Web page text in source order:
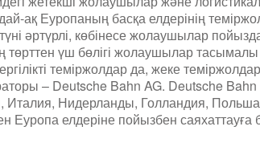
ақ Еуропаның басқа елдерінің
әртүрлі, көбінесе жолаушылар
үш бөлігі жолаушылар
теміржолдар да, жеке
– Deutsche Bahn AG. Deutsche Bahn
Италия, Нидерланды, Голландия,
Еуропа елдеріне пойызбен саяхаттауға